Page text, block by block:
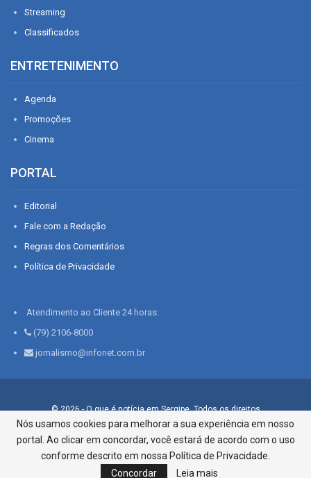
Streaming
Classificados
ENTRETENIMENTO
Agenda
Promoções
Cinema
PORTAL
Editorial
Fale com a Redação
Regras dos Comentários
Política de Privacidade
Atendimento ao Cliente 24 horas:
(79) 2106-8000
jornalismo@infonet.com.br
© 2026 - O que é notícia em Sergipe. Todos os direitos
reservados.
Infonet - Rua Monsenhor Silveira 276, Bairro São José |
Aracaju-SE, CEP 49015-030, Fone: 79.2106.8000 - CI Centro de
Informações LTDA
Nós usamos cookies para melhorar a sua experiência em nosso
portal. Ao clicar em concordar, você estará de acordo com o uso
conforme descrito em nossa Política de Privacidade.
Concordar
Leia mais